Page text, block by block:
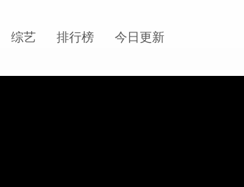
综艺 排行榜 今日更新